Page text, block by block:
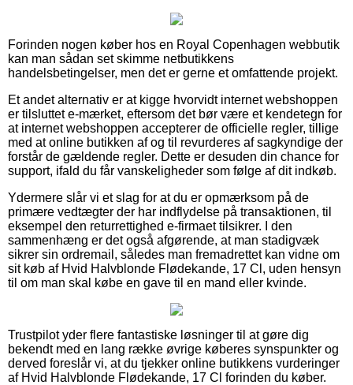
Forinden nogen køber hos en Royal Copenhagen webbutik
kan man sådan set skimme netbutikkens
handelsbetingelser, men det er gerne et omfattende projekt.
Et andet alternativ er at kigge hvorvidt internet webshoppen
er tilsluttet e-mærket, eftersom det bør være et kendetegn for
at internet webshoppen accepterer de officielle regler, tillige
med at online butikken af og til revurderes af sagkyndige der
forstår de gældende regler. Dette er desuden din chance for
support, ifald du får vanskeligheder som følge af dit indkøb.
Ydermere slår vi et slag for at du er opmærksom på de
primære vedtægter der har indflydelse på transaktionen, til
eksempel den returrettighed e-firmaet tilsikrer. I den
sammenhæng er det også afgørende, at man stadigvæk
sikrer sin ordremail, således man fremadrettet kan vidne om
sit køb af Hvid Halvblonde Flødekande, 17 Cl, uden hensyn
til om man skal købe en gave til en mand eller kvinde.
Trustpilot yder flere fantastiske løsninger til at gøre dig
bekendt med en lang række øvrige køberes synspunkter og
derved foreslår vi, at du tjekker online butikkens vurderinger
af Hvid Halvblonde Flødekande, 17 Cl forinden du køber.